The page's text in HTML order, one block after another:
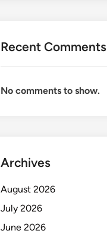
Recent Comments
No comments to show.
Archives
August 2026
July 2026
June 2026